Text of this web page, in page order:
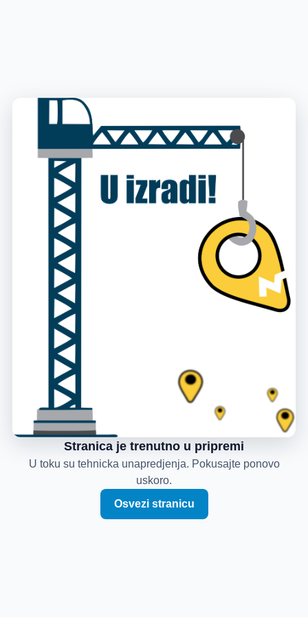
Stranica je trenutno u pripremi
U toku su tehnicka unapredjenja. Pokusajte ponovo
uskoro.
Osvezi stranicu